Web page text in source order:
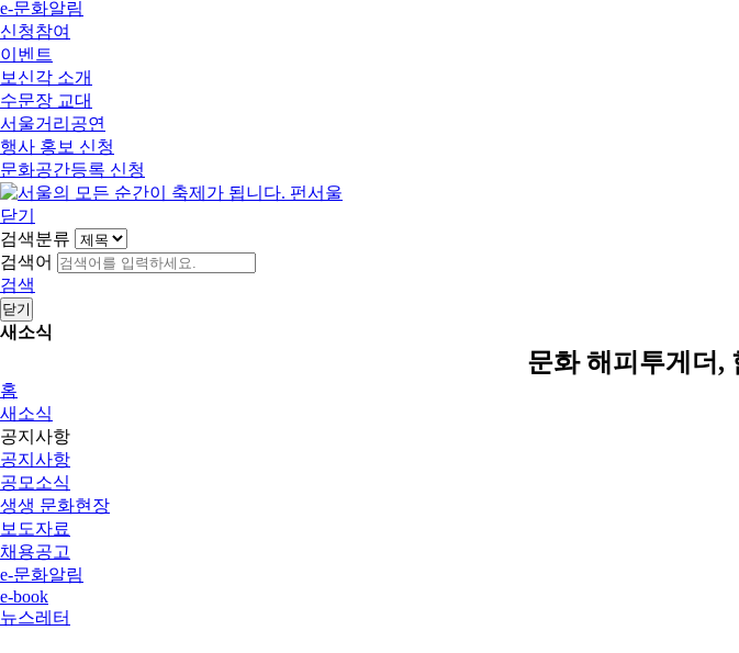
e-문화알림
신청참여
이벤트
보신각 소개
수문장 교대
서울거리공연
행사 홍보 신청
문화공간등록 신청
닫기
검색분류
검색어
검색
닫기
새소식
문화 해피투게더,
홈
새소식
공지사항
공지사항
공모소식
생생 문화현장
보도자료
채용공고
e-문화알림
e-book
뉴스레터